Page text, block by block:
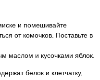
и помешивайте
от комочков. Поставьте в
маслом и кусочками яблок.
белок и клетчатку,